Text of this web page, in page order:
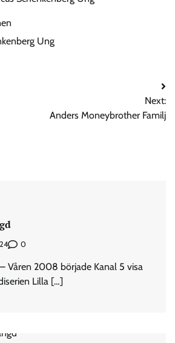
Ung
Next:
Anders Moneybrother Familj
0
Våren 2008 började Kanal 5 visa
Lilla […]